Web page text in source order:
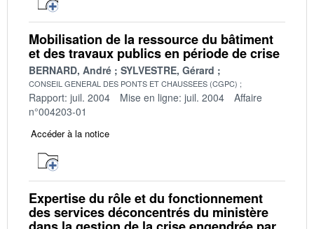
Mobilisation de la ressource du bâtiment
et des travaux publics en période de crise
BERNARD, André SYLVESTRE, Gérard
CONSEIL GENERAL DES PONTS ET CHAUSSEES (CGPC)
Rapport: juil. 2004 Mise en ligne: juil. 2004
Affaire
n°004203-01
Accéder à la notice
Expertise du rôle et du fonctionnement
des services déconcentrés du ministère